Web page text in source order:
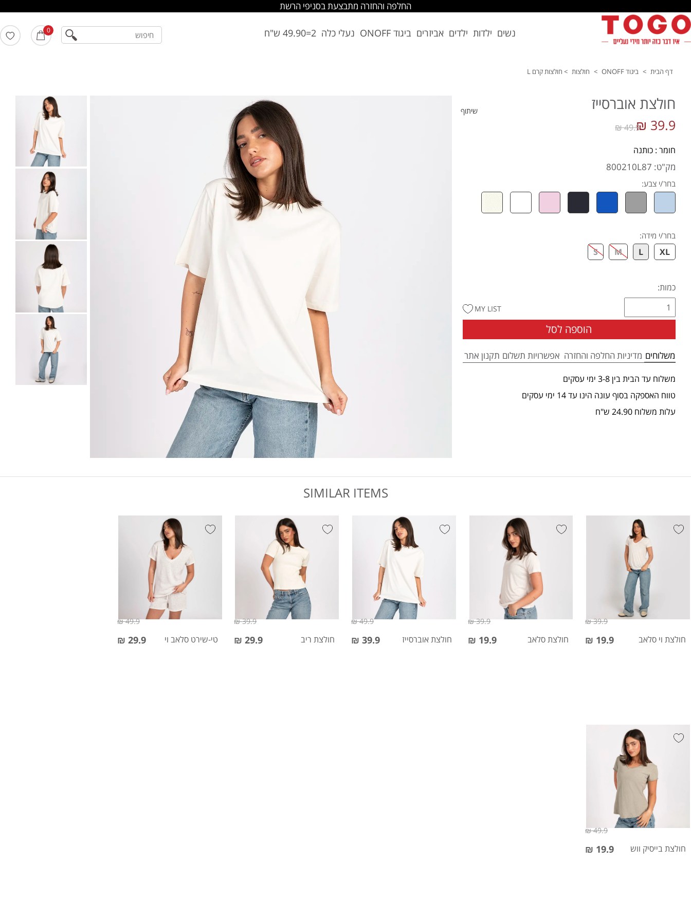
החלפה והחזרה מתבצעת בסניפי הרשת
נשים ילדות ילדים אביזרים ביגוד ONOFF נעלי כלה 2=49.90 ש"ח 0 חיפוש
דף הבית > ביגוד ONOFF > חולצות > חולצות קרם L
שיתוף חולצת אוברסייז
39.9 ₪
49.9 ₪
חומר : כותנה
מק"ט: 800210L87
בחר/י צבע:
בחר/י מידה:
XL
L
M
S
כמות:
הוספה לסל
MY LIST
משלוחים מדיניות החלפה והחזרה אפשרויות תשלום תקנון אתר
משלוח עד הבית בין 3-8 ימי עסקים
טווח האספקה בסוף עונה הינו עד 14 ימי עסקים
עלות משלוח 24.90 ש"ח
SIMILAR ITEMS
חולצת וי סלאב 19.9 ₪
39.9 ₪
חולצת סלאב 19.9 ₪
39.9 ₪
חולצת אוברסייז 39.9 ₪
49.9 ₪
חולצת ריב 29.9 ₪
39.9 ₪
טי-שירט סלאב וי 29.9 ₪
49.9 ₪
חולצת בייסיק ווש 19.9 ₪
49.9 ₪